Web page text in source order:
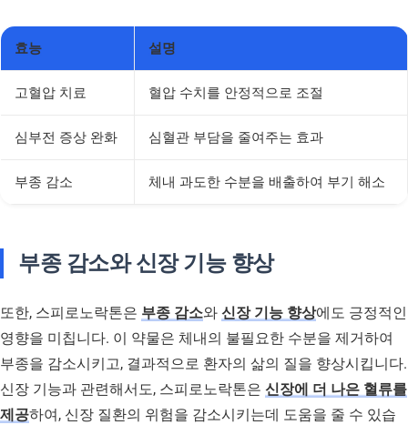
효능 설명
고혈압 치료 혈압 수치를 안정적으로 조절
심부전 증상 완화 심혈관 부담을 줄여주는 효과
부종 감소 체내 과도한 수분을 배출하여 부기 해소
부종 감소와 신장 기능 향상
또한, 스피로노락톤은 부종 감소와 신장 기능 향상에도 긍정적인
영향을 미칩니다. 이 약물은 체내의 불필요한 수분을 제거하여
부종을 감소시키고, 결과적으로 환자의 삶의 질을 향상시킵니다.
신장 기능과 관련해서도, 스피로노락톤은 신장에 더 나은 혈류를
제공하여, 신장 질환의 위험을 감소시키는데 도움을 줄 수 있습